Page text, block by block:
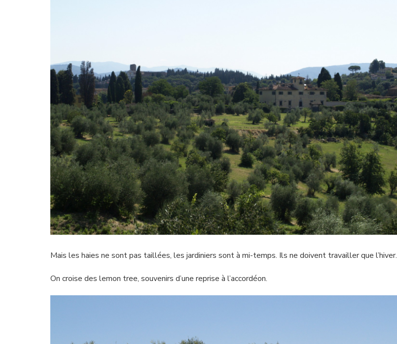
Mais les haies ne sont pas taillées, les jardiniers sont à mi-temps. Ils ne doivent travailler que l’hiver.
On croise des lemon tree, souvenirs d’une reprise à l’accordéon.